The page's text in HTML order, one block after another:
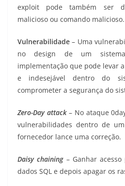
exploit pode também ser
malicioso ou comando malicioso.
Vulnerabilidade – Uma
no design de um
implementação que pode levar
e indesejável dentro do
comprometer a segurança do
Zero-Day attack– No ataque
vulnerabilidades dentro de
fornecedor lance uma correção.
Daisy chaining– Ganhar acesso
dados SQL e depois apagar os